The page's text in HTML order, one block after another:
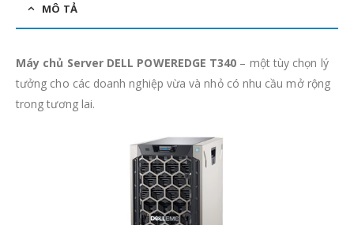
MÔ TẢ
Máy chủ Server DELL POWEREDGE T340 – một tùy chọn lý
tưởng cho các doanh nghiệp vừa và nhỏ có nhu cầu mở rộng
trong tương lai.